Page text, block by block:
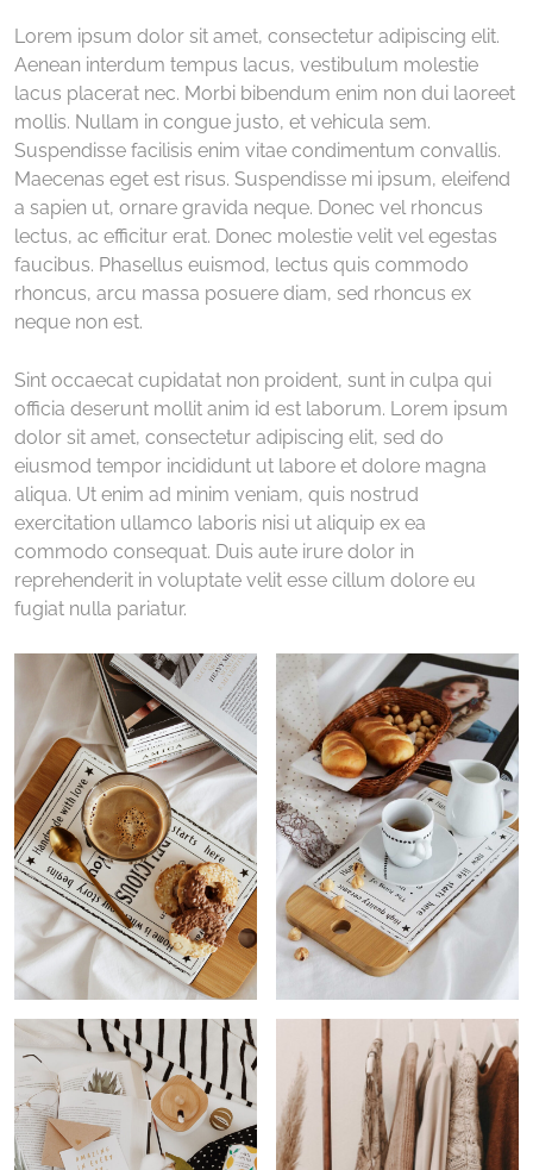
Lorem ipsum dolor sit amet, consectetur adipiscing elit.
Aenean interdum tempus lacus, vestibulum molestie
lacus placerat nec. Morbi bibendum enim non dui laoreet
mollis. Nullam in congue justo, et vehicula sem.
Suspendisse facilisis enim vitae condimentum convallis.
Maecenas eget est risus. Suspendisse mi ipsum, eleifend
a sapien ut, ornare gravida neque. Donec vel rhoncus
lectus, ac efficitur erat. Donec molestie velit vel egestas
faucibus. Phasellus euismod, lectus quis commodo
rhoncus, arcu massa posuere diam, sed rhoncus ex
neque non est.
Sint occaecat cupidatat non proident, sunt in culpa qui
officia deserunt mollit anim id est laborum. Lorem ipsum
dolor sit amet, consectetur adipiscing elit, sed do
eiusmod tempor incididunt ut labore et dolore magna
aliqua. Ut enim ad minim veniam, quis nostrud
exercitation ullamco laboris nisi ut aliquip ex ea
commodo consequat. Duis aute irure dolor in
reprehenderit in voluptate velit esse cillum dolore eu
fugiat nulla pariatur.